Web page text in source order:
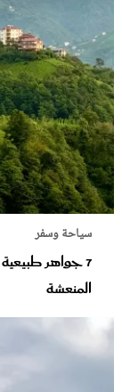
سياحة وسفر
7 جواهر
المنعشة